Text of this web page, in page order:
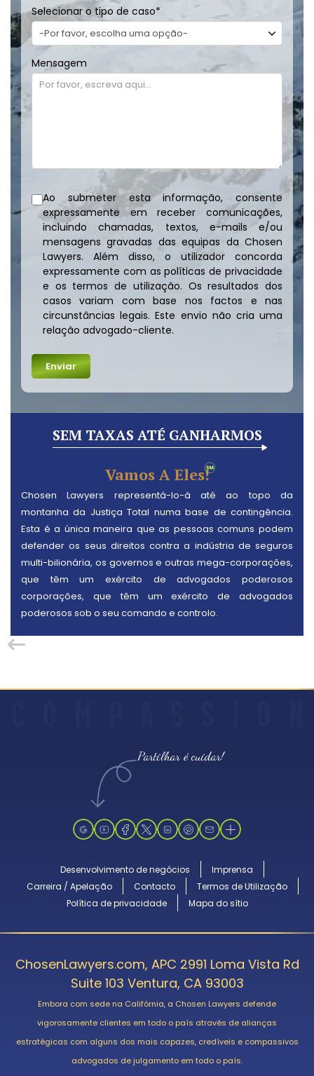
Selecionar o tipo de caso*
Mensagem
Ao submeter esta informação, consente
expressamente em receber comunicações,
incluindo chamadas, textos, e-mails e/ou
mensagens gravadas das equipas da Chosen
Lawyers. Além disso, o utilizador concorda
expressamente com as políticas de privacidade
e os termos de utilização. Os resultados dos
casos variam com base nos factos e nas
circunstâncias legais. Este envio não cria uma
relação advogado-cliente.
SEM TAXAS ATÉ GANHARMOS
Vamos A Eles!
Chosen Lawyers representá-lo-á até ao topo da
montanha da Justiça Total numa base de contingência.
Esta é a única maneira que as pessoas comuns podem
defender os seus direitos contra a indústria de seguros
multi-bilionária, os governos e outras mega-corporações,
que têm um exército de advogados poderosos
corporações, que têm um exército de advogados
poderosos sob o seu comando e controlo.
Partilhar é cuidar!
Desenvolvimento de negócios
Imprensa
Carreira / Apelação
Contacto
Termos de Utilização
Política de privacidade
Mapa do sítio
ChosenLawyers.com, APC 2991 Loma Vista Rd
Suite 103 Ventura, CA 93003
Embora com sede na Califórnia, a Chosen Lawyers defende
vigorosamente clientes em todo o país através de alianças
estratégicas com alguns dos mais capazes, credíveis e compassivos
advogados de julgamento em todo o país.